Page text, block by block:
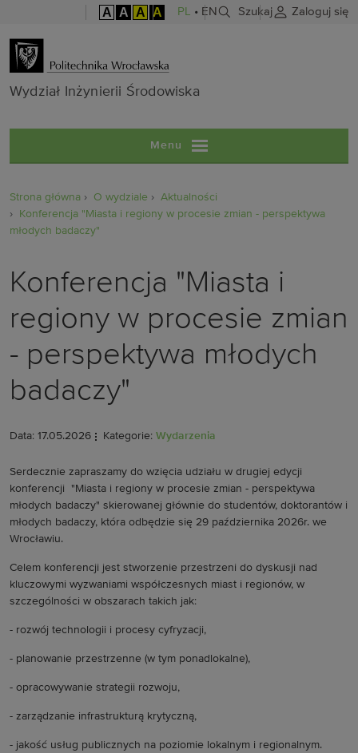
A A A A PL • EN Szukaj Zaloguj się
Wydział
Wydział Inżynierii Środowiska
Menu
Strona główna O wydziale
Aktualności
Konferencja "Miasta i regiony w procesie zmian - perspektywa
młodych badaczy"
Konferencja "Miasta i
regiony w procesie zmian
- perspektywa młodych
badaczy"
Data: 17.05.2026 Kategorie: Wydarzenia
Serdecznie zapraszamy do wzięcia udziału w drugiej edycji
konferencji "Miasta i regiony w procesie zmian - perspektywa
młodych badaczy" skierowanej głównie do studentów, doktorantów i
młodych badaczy, która odbędzie się 29 października 2026r. we
Wrocławiu.
Celem konferencji jest stworzenie przestrzeni do dyskusji nad
kluczowymi wyzwaniami współczesnych miast i regionów, w
szczególności w obszarach takich jak:
- rozwój technologii i procesy cyfryzacji,
- planowanie przestrzenne (w tym ponadlokalne),
- opracowywanie strategii rozwoju,
- zarządzanie infrastrukturą krytyczną,
- jakość usług publicznych na poziomie lokalnym i regionalnym.